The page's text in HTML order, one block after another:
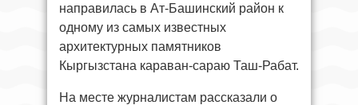
направилась в Ат-Башинский район к
одному из самых известных
архитектурных памятников
Кыргызстана караван-сараю Таш-Рабат.
На месте журналистам рассказали о